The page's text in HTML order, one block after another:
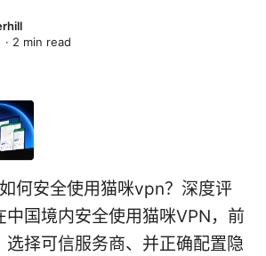
· 2 min read
何安全使用猫咪vpn？深度评
中国境内安全使用猫咪VPN，前
选择可信服务商、并正确配置隐